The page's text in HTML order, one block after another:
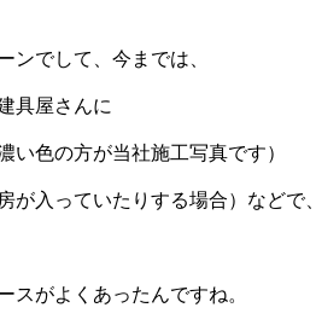
ンでして、今までは、
具屋さんに
い色の方が当社施工写真です）
入っていたりする場合）などで、
スがよくあったんですね。